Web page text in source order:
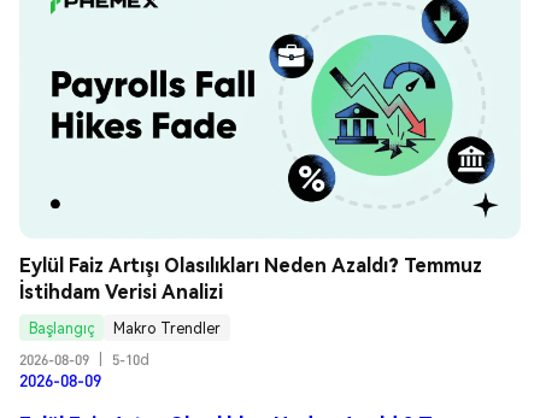
Eylül Faiz Artışı Olasılıkları Neden Azaldı? Temmuz
İstihdam Verisi Analizi
Başlangıç
Makro Trendler
2026-08-09
5-10d
2026-08-09